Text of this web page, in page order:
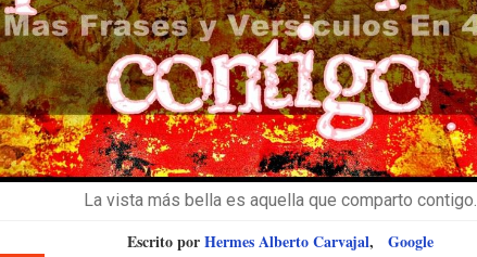
La vista más bella es aquella que comparto contigo.
Escrito porHermes Alberto Carvajal,Google